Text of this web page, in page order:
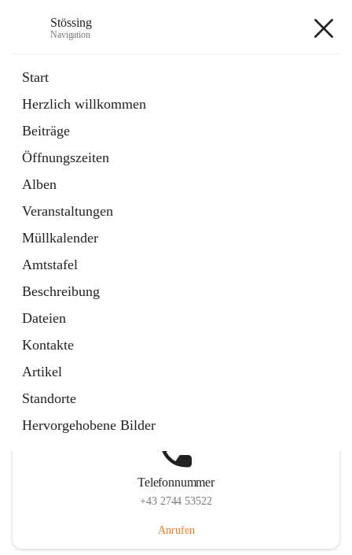
Stössing
Navigation
Start
Herzlich willkommen
Beiträge
Öffnungszeiten
Alben
Veranstaltungen
Müllkalender
Amtstafel
Beschreibung
Dateien
Kontakte
Artikel
Standorte
Hervorgehobene Bilder
Datei
in
Tab
Kindergarten
öffnet
in
neuem
Tab
Telefonnummer
+43 2744 53522
Anrufen